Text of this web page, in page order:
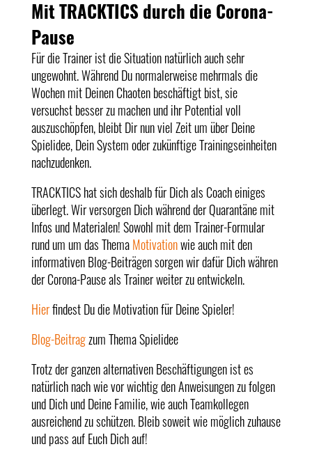
Mit TRACKTICS durch die Corona-
Pause
Für die Trainer ist die Situation natürlich auch sehr
ungewohnt. Während Du normalerweise mehrmals die
Wochen mit Deinen Chaoten beschäftigt bist, sie
versuchst besser zu machen und ihr Potential voll
auszuschöpfen, bleibt Dir nun viel Zeit um über Deine
Spielidee, Dein System oder zukünftige Trainingseinheiten
nachzudenken.
TRACKTICS hat sich deshalb für Dich als Coach einiges
überlegt. Wir versorgen Dich während der Quarantäne mit
Infos und Materialen! Sowohl mit dem Trainer-Formular
rund um um das ThemaMotivationwie auch mit den
informativen Blog-Beiträgen sorgen wir dafür Dich währen
der Corona-Pause als Trainer weiter zu entwickeln.
Hierfindest Du die Motivation für Deine Spieler!
Blog-Beitragzum Thema Spielidee
Trotz der ganzen alternativen Beschäftigungen ist es
natürlich nach wie vor wichtig den Anweisungen zu folgen
und Dich und Deine Familie, wie auch Teamkollegen
ausreichend zu schützen. Bleib soweit wie möglich zuhause
und pass auf Euch Dich auf!